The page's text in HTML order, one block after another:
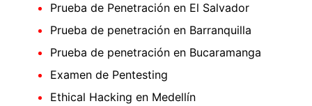
Prueba de Penetración en El Salvador
Prueba de penetración en Barranquilla
Prueba de penetración en Bucaramanga
Examen de Pentesting
Ethical Hacking en Medellín